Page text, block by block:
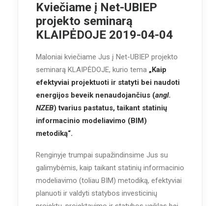
Kviečiame į Net-UBIEP
projekto seminarą
KLAIPĖDOJE 2019-04-04
Maloniai kviečiame Jus į Net-UBIEP projekto
seminarą KLAIPĖDOJE, kurio tema „Kaip
efektyviai projektuoti ir statyti bei naudoti
energijos beveik nenaudojančius (angl.
NZEB) tvarius pastatus, taikant statinių
informacinio modeliavimo (BIM)
metodiką“.
Renginyje trumpai supažindinsime Jus su
galimybėmis, kaip taikant statinių informacinio
modeliavimo (toliau BIM) metodiką, efektyviai
planuoti ir valdyti statybos investicinių